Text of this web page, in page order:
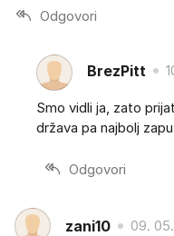
Odgovori
BrezPitt
Smo vidli ja, zato
država pa najbolj
Odgovori
zani10 09.